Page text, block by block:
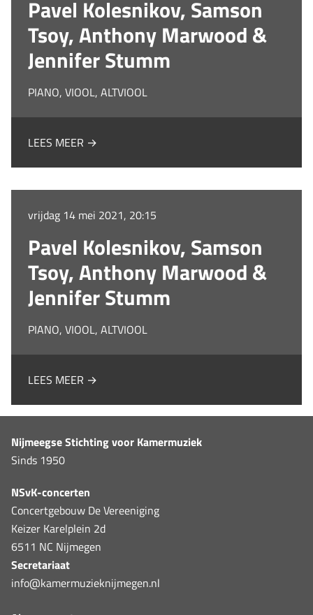
Pavel Kolesnikov, Samson
Tsoy, Anthony Marwood &
Jennifer Stumm
PIANO, VIOOL, ALTVIOOL
LEES MEER →
vrijdag 14 mei 2021, 20:15
Pavel Kolesnikov, Samson
Tsoy, Anthony Marwood &
Jennifer Stumm
PIANO, VIOOL, ALTVIOOL
LEES MEER →
Nijmeegse Stichting voor Kamermuziek
Sinds 1950
NSvK-concerten
Concertgebouw De Vereeniging
Keizer Karelplein 2d
6511 NC Nijmegen
Secretariaat
info@kamermuzieknijmegen.nl